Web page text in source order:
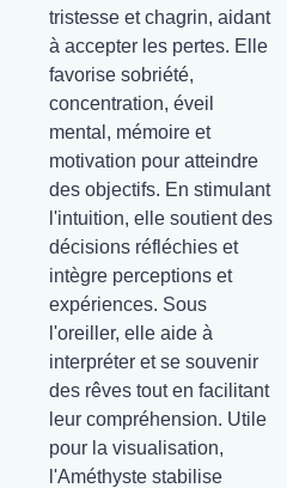
tristesse et chagrin, aidant
à accepter les pertes. Elle
favorise sobriété,
concentration, éveil
mental, mémoire et
motivation pour atteindre
des objectifs. En stimulant
l'intuition, elle soutient des
décisions réfléchies et
intègre perceptions et
expériences. Sous
l'oreiller, elle aide à
interpréter et se souvenir
des rêves tout en facilitant
leur compréhension. Utile
pour la visualisation,
l'Améthyste stabilise